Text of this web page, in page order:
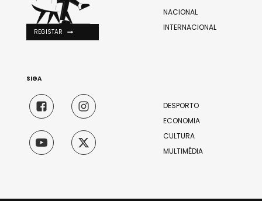
NACIONAL
INTERNACIONAL
DESPORTO
ECONOMIA
CULTURA
MULTIMÉDIA
REGISTAR
SIGA